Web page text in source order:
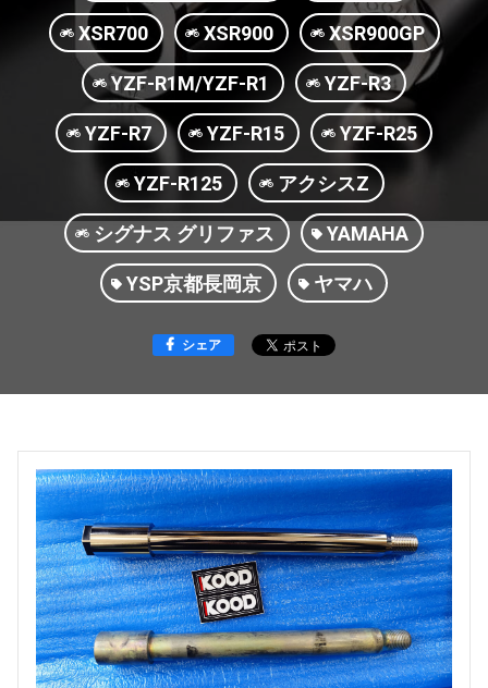
XSR700 XSR900 XSR900GP
YZF-R1M/YZF-R1 YZF-R3
YZF-R7 YZF-R15 YZF-R25
YZF-R125 アクシスZ
シグナス グリファス YAMAHA
YSP京都長岡京 ヤマハ
シェア